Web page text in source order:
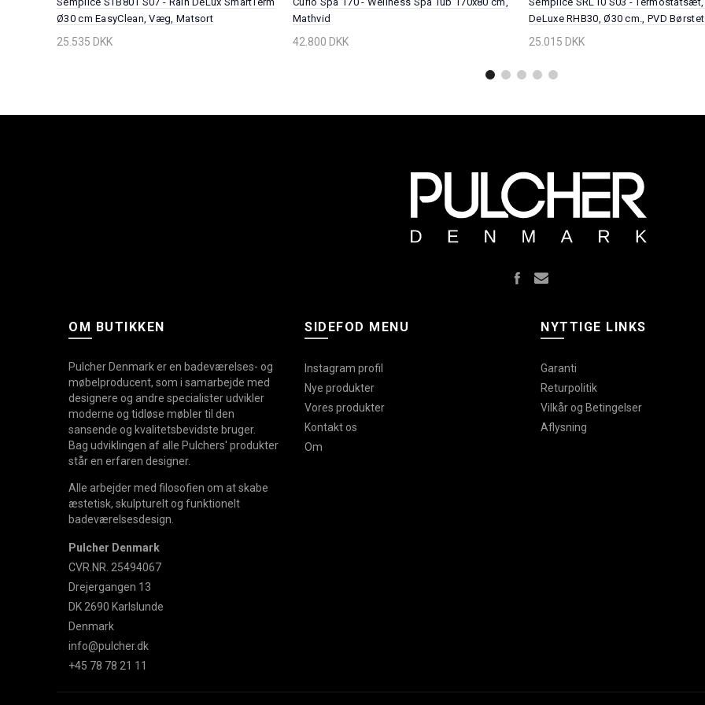
Ø30 cm EasyClean, Væg, Matsort
25.535 DKK
Mathvid
42.800 DKK
DeLuxe RHB30, Ø30 cm., PVD
25.015 DKK
OM BUTIKKEN
Pulcher Denmark er en badeværelses- og
møbelproducent, som i samarbejde med
designere og andre specialister udvikler
moderne og tidløse møbler til den
sansende og kvalitetsbevidste bruger.
Bag udviklingen af alle Pulchers' produkter
står en erfaren designer.
Alle arbejder med filosofien om at skabe
æstetisk, skulpturelt og funktionelt
badeværelsesdesign.
Pulcher Denmark
CVR.NR. 25494067
Drejergangen 13
DK 2690 Karlslunde
Denmark
info@pulcher.dk
+45 78 78 21 11
SIDEFOD MENU
Instagram profil
Nye produkter
Vores produkter
Kontakt os
Om
NYTTIGE LINKS
Garanti
Returpolitik
Vilkår og Betingelser
Aflysning